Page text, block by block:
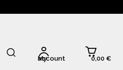
My account 0,00 €